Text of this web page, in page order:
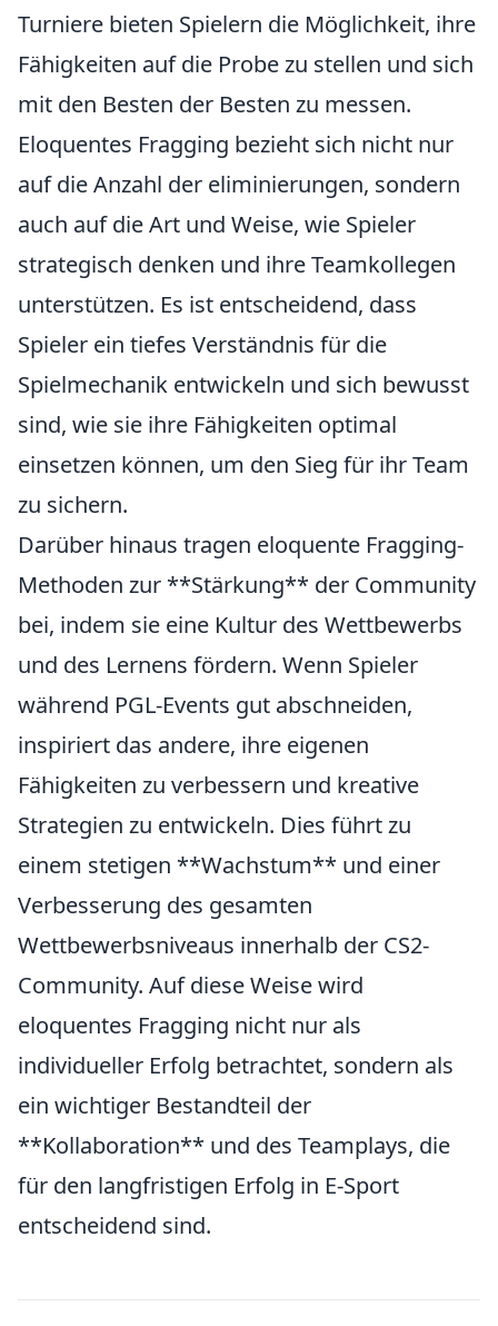
Turniere bieten Spielern die Möglichkeit, ihre
Fähigkeiten auf die Probe zu stellen und sich
mit den Besten der Besten zu messen.
Eloquentes Fragging bezieht sich nicht nur
auf die Anzahl der eliminierungen, sondern
auch auf die Art und Weise, wie Spieler
strategisch denken und ihre Teamkollegen
unterstützen. Es ist entscheidend, dass
Spieler ein tiefes Verständnis für die
Spielmechanik entwickeln und sich bewusst
sind, wie sie ihre Fähigkeiten optimal
einsetzen können, um den Sieg für ihr Team
zu sichern.
Darüber hinaus tragen eloquente Fragging-
Methoden zur **Stärkung** der Community
bei, indem sie eine Kultur des Wettbewerbs
und des Lernens fördern. Wenn Spieler
während PGL-Events gut abschneiden,
inspiriert das andere, ihre eigenen
Fähigkeiten zu verbessern und kreative
Strategien zu entwickeln. Dies führt zu
einem stetigen **Wachstum** und einer
Verbesserung des gesamten
Wettbewerbsniveaus innerhalb der CS2-
Community. Auf diese Weise wird
eloquentes Fragging nicht nur als
individueller Erfolg betrachtet, sondern als
ein wichtiger Bestandteil der
**Kollaboration** und des Teamplays, die
für den langfristigen Erfolg in E-Sport
entscheidend sind.